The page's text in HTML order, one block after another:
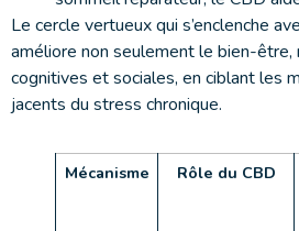
Le cercle vertueux qui s’enclenche
améliore non seulement le bien-être,
cognitives et sociales, en ciblant les
jacents du stress chronique.
Mécanisme Rôle du CBD